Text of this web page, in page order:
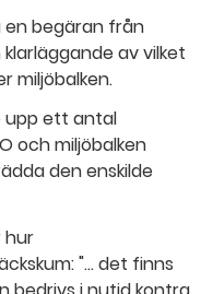
begäran från
av vilket
miljöbalken.
upp ett antal
och miljöbalken
den enskilde
hur
"... det finns